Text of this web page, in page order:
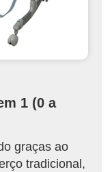
1 (0 a
graças ao
tradicional,